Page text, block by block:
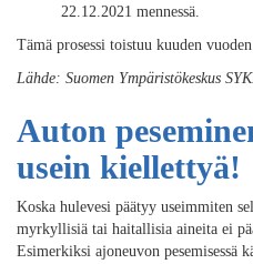
22.12.2021 mennessä.
Tämä prosessi toistuu kuuden
Lähde: Suomen Ympäristökeskus
Auton
usein kiellettyä!
Koska hulevesi päätyy useimmiten
myrkyllisiä tai haitallisia aineita ei
Esimerkiksi ajoneuvon pesemisessä